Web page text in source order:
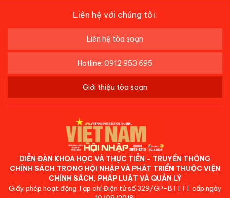
Liên hệ với chúng tôi:
Liên hệ tòa soạn
Hotline: 0912 953 695
Giới thiệu tòa soạn
DIỄN ĐÀN KHOA HỌC VÀ THỰC TIỄN - TRUYỀN THÔNG
CHÍNH SÁCH TRONG HỘI NHẬP VÀ PHÁT TRIỂN THUỘC VIỆN
CHÍNH SÁCH, PHÁP LUẬT VÀ QUẢN LÝ
Giấy phép hoạt động Tạp chí Điện tử số 329/GP-BTTTT cấp ngày